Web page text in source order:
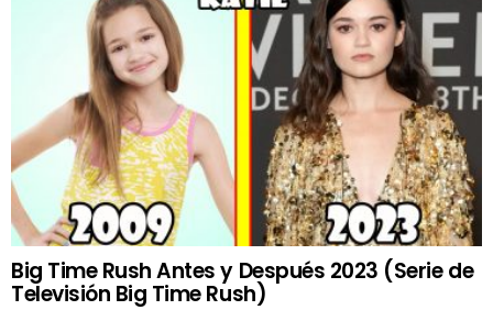
Big Time Rush Antes y Después 2023 (Serie de
Televisión Big Time Rush)